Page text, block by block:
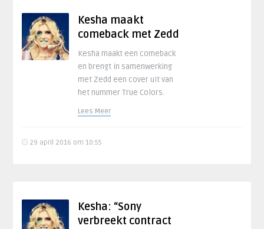
Kesha maakt
comeback met Zedd
Kesha maakt een comeback
en brengt in samenwerking
met Zedd een cover uit van
het nummer True Colors.
Lees Meer
29 april 2016 om 10:55
Kesha: “Sony
verbreekt contract